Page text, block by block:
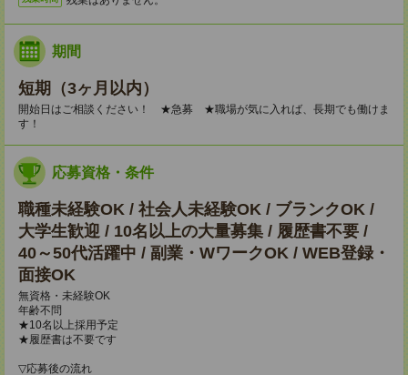
期間
短期（3ヶ月以内）
開始日はご相談ください！ ★急募 ★職場が気に入れば、長期でも働けま
す！
応募資格・条件
職種未経験OK / 社会人未経験OK / ブランクOK /
大学生歓迎 / 10名以上の大量募集 / 履歴書不要 /
40～50代活躍中 / 副業・WワークOK / WEB登録・
面接OK
無資格・未経験OK
年齢不問
★10名以上採用予定
★履歴書は不要です
▽応募後の流れ